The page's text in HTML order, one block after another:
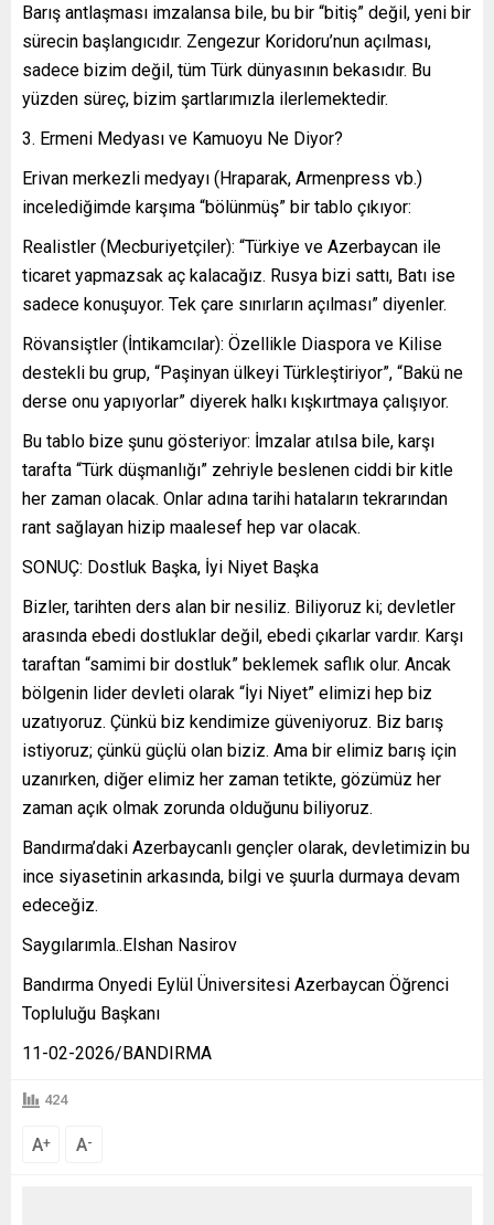
Barış antlaşması imzalansa bile, bu bir “bitiş” değil, yeni bir
sürecin başlangıcıdır. Zengezur Koridoru’nun açılması,
sadece bizim değil, tüm Türk dünyasının bekasıdır. Bu
yüzden süreç, bizim şartlarımızla ilerlemektedir.
3. Ermeni Medyası ve Kamuoyu Ne Diyor?
Erivan merkezli medyayı (Hraparak, Armenpress vb.)
incelediğimde karşıma “bölünmüş” bir tablo çıkıyor:
Realistler (Mecburiyetçiler): “Türkiye ve Azerbaycan ile
ticaret yapmazsak aç kalacağız. Rusya bizi sattı, Batı ise
sadece konuşuyor. Tek çare sınırların açılması” diyenler.
Rövansiştler (İntikamcılar): Özellikle Diaspora ve Kilise
destekli bu grup, “Paşinyan ülkeyi Türkleştiriyor”, “Bakü ne
derse onu yapıyorlar” diyerek halkı kışkırtmaya çalışıyor.
Bu tablo bize şunu gösteriyor: İmzalar atılsa bile, karşı
tarafta “Türk düşmanlığı” zehriyle beslenen ciddi bir kitle
her zaman olacak. Onlar adına tarihi hataların tekrarından
rant sağlayan hizip maalesef hep var olacak.
SONUÇ: Dostluk Başka, İyi Niyet Başka
Bizler, tarihten ders alan bir nesiliz. Biliyoruz ki; devletler
arasında ebedi dostluklar değil, ebedi çıkarlar vardır. Karşı
taraftan “samimi bir dostluk” beklemek saflık olur. Ancak
bölgenin lider devleti olarak “İyi Niyet” elimizi hep biz
uzatıyoruz. Çünkü biz kendimize güveniyoruz. Biz barış
istiyoruz; çünkü güçlü olan biziz. Ama bir elimiz barış için
uzanırken, diğer elimiz her zaman tetikte, gözümüz her
zaman açık olmak zorunda olduğunu biliyoruz.
Bandırma’daki Azerbaycanlı gençler olarak, devletimizin bu
ince siyasetinin arkasında, bilgi ve şuurla durmaya devam
edeceğiz.
Saygılarımla..Elshan Nasirov
Bandırma Onyedi Eylül Üniversitesi Azerbaycan Öğrenci
Topluluğu Başkanı
11-02-2026/BANDIRMA
424
A+ A-